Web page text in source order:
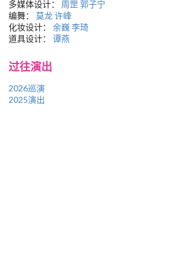
多媒体设计： 周罡 郭子宁
编舞： 莫龙许峰
化妆设计： 余巍 李琦
道具设计： 谭燕
过往演出
2026巡演
2025演出